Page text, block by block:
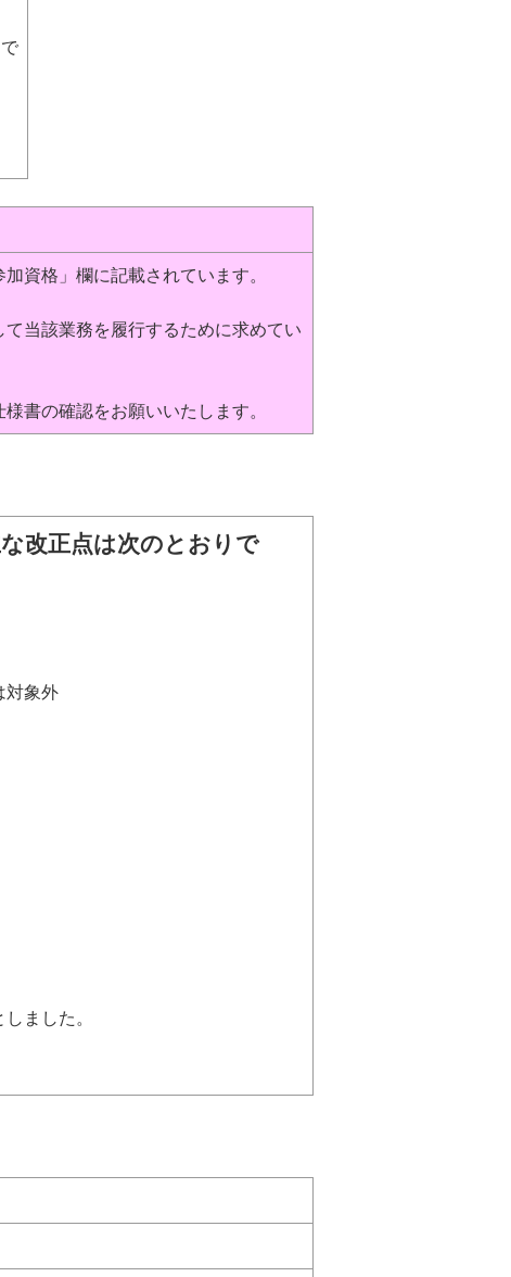
資格」欄に記載されています。
当該業務を履行するために求めてい
書の確認をお願いいたします。
改正点は次のとおりで
対象外
しました。